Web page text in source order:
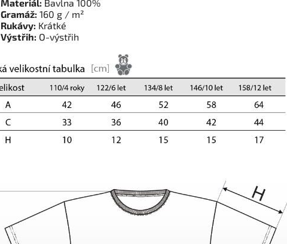
Materiál: Bavlna 100%
Gramáž: 160 g / m²
Rukávy: Krátké
Výstřih: O-výstřih